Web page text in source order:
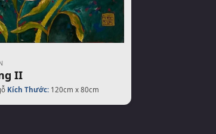
II
Kích Thước: 120cm x 80cm